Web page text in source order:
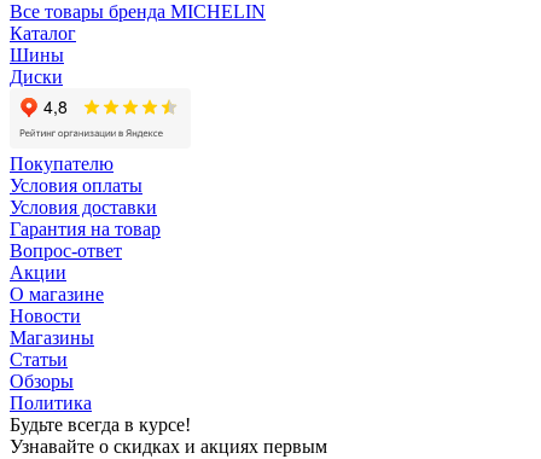
Все товары бренда MICHELIN
Каталог
Шины
Диски
Покупателю
Условия оплаты
Условия доставки
Гарантия на товар
Вопрос-ответ
Акции
О магазине
Новости
Магазины
Статьи
Обзоры
Политика
Будьте всегда в курсе!
Узнавайте о скидках и акциях первым